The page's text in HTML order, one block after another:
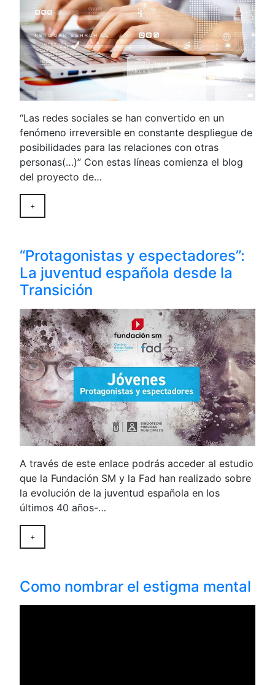
“Las redes sociales se han convertido en un
fenómeno irreversible en constante despliegue de
posibilidades para las relaciones con otras
personas(…)” Con estas líneas comienza el blog
del proyecto de…
+
“Protagonistas y espectadores”:
La juventud española desde la
Transición
A través de este enlace podrás acceder al estudio
que la Fundación SM y la Fad han realizado sobre
la evolución de la juventud española en los
últimos 40 años-…
+
Como nombrar el estigma mental